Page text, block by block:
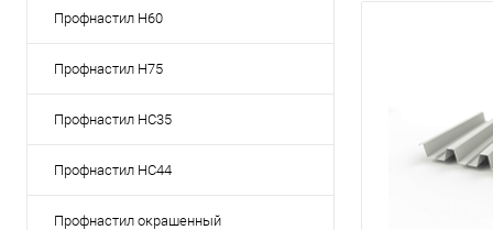
Профнастил Н60
Профнастил Н75
Профнастил НС35
Профнастил НС44
Профнастил окрашенный